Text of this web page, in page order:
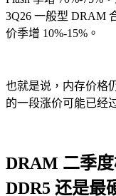
3Q26 一般型 DRAM
价季增 10%-15%。
也就是说，内存价格
的一段涨价可能已经
DRAM 二季
DDR5 还是最